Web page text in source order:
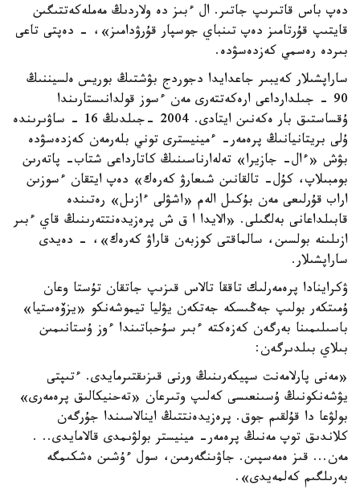
دەپ باس قاتىرىپ جاتىر. ال ءبىز دە ولاردىڭ مەملەكەتتىگىن
قايتىپ قۇرتامىز دەپ تىنباي جوسپار قۇرۋدامىز»، - دەپتى تاعى
بىردە رەسمي كەزدەسۋدە.
ساراپشىلار كەيبىر جاعدايدا دجوردج بۋشتىڭ بوريس ەلسيننىڭ
90 - جىلدارداعى ارەكەتتەرى مەن ءسوز قولدانىستارىندا
ۇقساستىق بار ەكەنىن ايتادى. 2004 -جىلدىڭ 16 - ساۋىرىندە
ۇلى بريتانيانىڭ پرەمەر- ءمينيسترى توني بلەرمەن كەزدەسۋدە
بۋش «ءال- جازيرا» تەلەارناسىنىڭ كاتارداعى شتاب- پاتەرىن
بومبىلاپ، كۇل- تالقانىن شىعارۋ كەرەك» دەپ ايتقان ءسوزىن
اراب قۇرلىعى مەن بۇكىل الەم «اشۋلى ءازىل» رەتىندە
قابىلداعانى بەلگىلى. «الايدا ا ق ش پرەزيدەنتتەرىنىڭ قاي ءبىر
ازىلىنە بولسىن، سالماقتى كوزبەن قاراۋ كەرەك»، - دەيدى
ساراپشىلار.
ۋكراينادا پرەمەرلىك تاققا تالاس قىزىپ جاتقان تۇستا وعان
ۇمىتكەر بولىپ جەڭىسكە جەتكەن يۋليا تيموشەنكو «يزۆەستيا»
باسىلىمىنا بەرگەن كەزەكتە ءبىر سۇحباتىندا ءوز ۇستانىمىن
بىلاي بىلدىرگەن:
«مەنى پارلامەنت سپيكەرىنىڭ ورنى قىزىقتىرمايدى. ءتىپتى
يۋشەنكونىڭ ۇسىنعىسى كەلىپ وتىرعان «تەحنيكالىق پرەمەرى»
بولۋعا دا قۇلقىم جوق. پرەزيدەنتتىڭ اينالاسىندا جۇرگەن
كلاندىق توپ مەنىڭ پرەمەر- مينيستر بولۋىمدى قالامايدى.. .
مەن... قىز ەمەسپىن. جاۋىنگەرمىن، سول ءۇشىن ەشكىمگە
بەرىلگىم كەلمەيدى».